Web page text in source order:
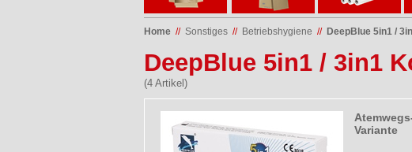
Home // Sonstiges // Betriebshygiene // DeepBlue 5in1 /
DeepBlue 5in1 / 3in1
(4 Artikel)
Variante